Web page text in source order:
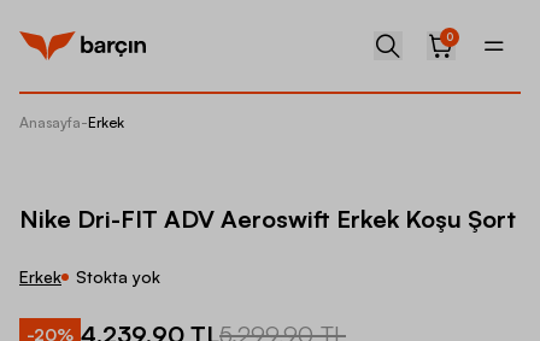
0
Anasayfa-Erkek
Nike Dri-FIT ADV Aeroswift Erkek Koşu Şort
Erkek Stokta yok
-20% 4.239,90 TL5.299,90 TL